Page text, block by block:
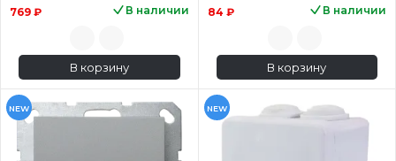
769 ₽
В наличии
В корзину
84 ₽ В наличии
В корзину
NEW NEW